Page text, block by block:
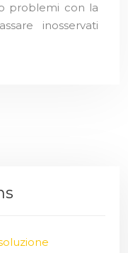
problemi con la
inosservati